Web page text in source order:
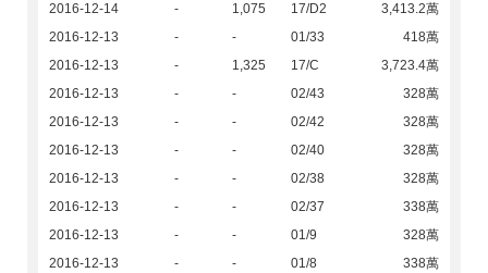
2016-12-14
- 1,075 17/D2
3,413.2萬
2016-12-13
- - 01/33
418萬
2016-12-13
- 1,325 17/C
3,723.4萬
2016-12-13
- - 02/43
328萬
2016-12-13
- - 02/42
328萬
2016-12-13
- - 02/40
328萬
2016-12-13
- - 02/38
328萬
2016-12-13
- - 02/37
338萬
2016-12-13
- - 01/9
328萬
2016-12-13
- - 01/8
338萬